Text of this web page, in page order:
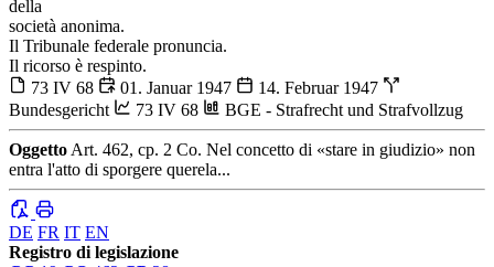
della
società anonima.
Il Tribunale federale pronuncia.
Il ricorso è respinto.
73 IV 68
01. Januar 1947
14. Februar 1947
Bundesgericht
73 IV 68 BGE - Strafrecht und Strafvollzug
Oggetto Art. 462, cp. 2 Co. Nel concetto di «stare in giudizio» non
entra l'atto di sporgere querela...
DE FR IT EN
Registro di legislazione